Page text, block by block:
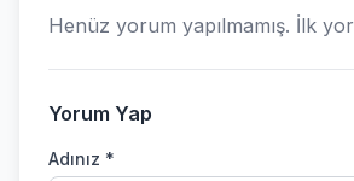
Henüz yorum yapılmamış. İlk
Yorum Yap
Adınız *